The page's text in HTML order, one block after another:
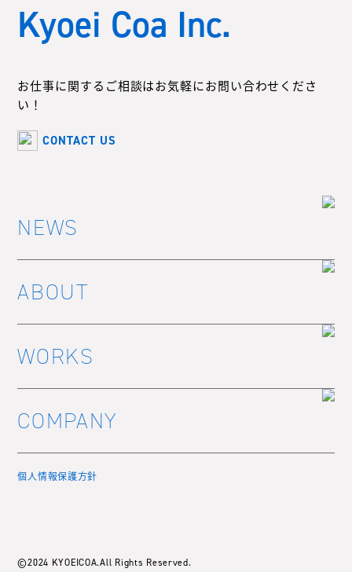
Kyoei Coa Inc.
お仕事に関するご相談はお気軽にお問い合わせくださ
い！
CONTACT US
NEWS
ABOUT
WORKS
COMPANY
個人情報保護方針
©2024 KYOEICOA.All Rights Reserved.